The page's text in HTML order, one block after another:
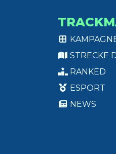
STRECKE
RANKED
ESPORT
NEWS